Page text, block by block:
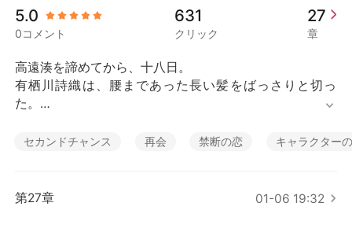
検索
マフィア
短編傑作
5.0
0コメント
631
クリック
27
章
高遠湊を諦めてから、十八日。
有栖川詩織は、腰まであった長い髪をばっさりと切っ
た。
意を告げた。
んだと尋ねてきた。
セカンドチャンス 再会 禁断の恋 キャラクター
第27章 01-06 19:32